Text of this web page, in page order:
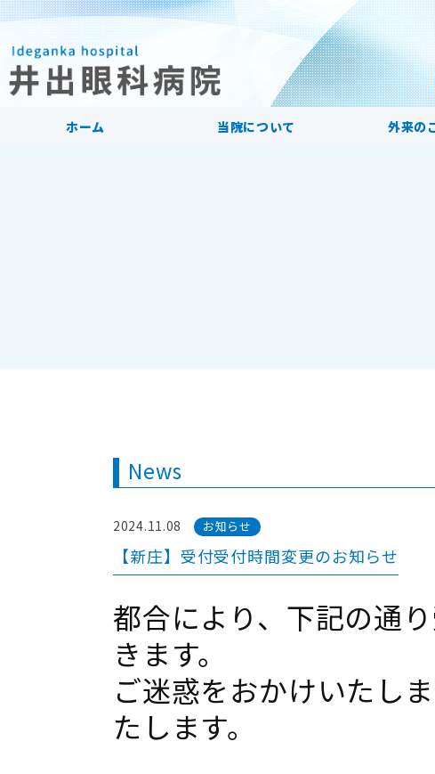
ホーム 当院について 外来の
News
2024.11.08 お知らせ
【新庄】受付受付時間変更のお知らせ
都合により、下記の通
きます。
ご迷惑をおかけいたし
たします。